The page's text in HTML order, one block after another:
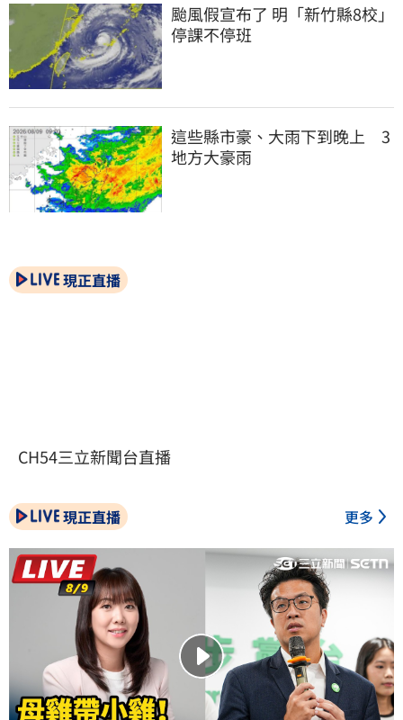
颱風假宣布了 明「新竹縣8校」
停課不停班
這些縣市豪、大雨下到晚上　3
地方大豪雨
現正直播
CH54三立新聞台直播
現正直播 更多